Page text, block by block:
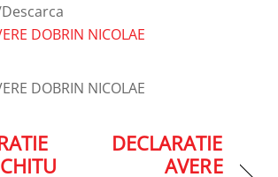
DOBRIN NICOLAE
DOBRIN NICOLAE
DECLARATIE
AVERE